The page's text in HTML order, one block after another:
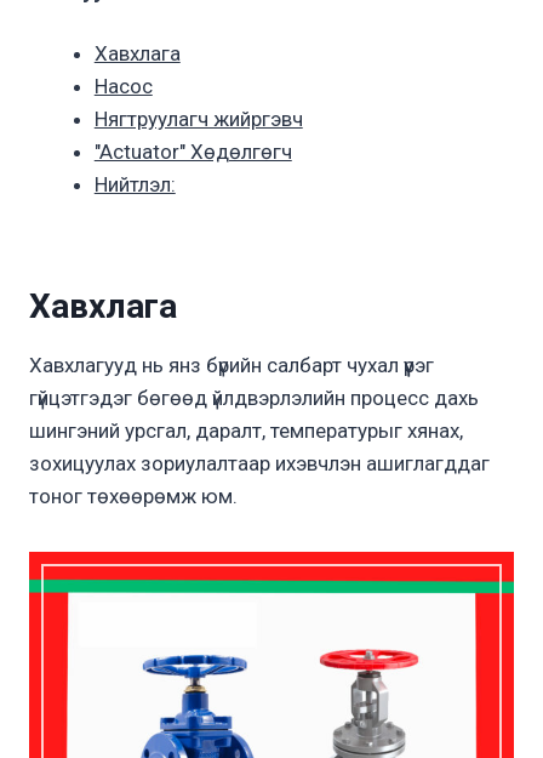
Хавхлага
Насос
Нягтруулагч жийргэвч
"Actuator" Хөдөлгөгч
Нийтлэл:
Хавхлага
Хавхлагууд нь янз бүрийн салбарт чухал үүрэг
гүйцэтгэдэг бөгөөд үйлдвэрлэлийн процесс дахь
шингэний урсгал, даралт, температурыг хянах,
зохицуулах зориулалтаар ихэвчлэн ашиглагддаг
тоног төхөөрөмж юм.